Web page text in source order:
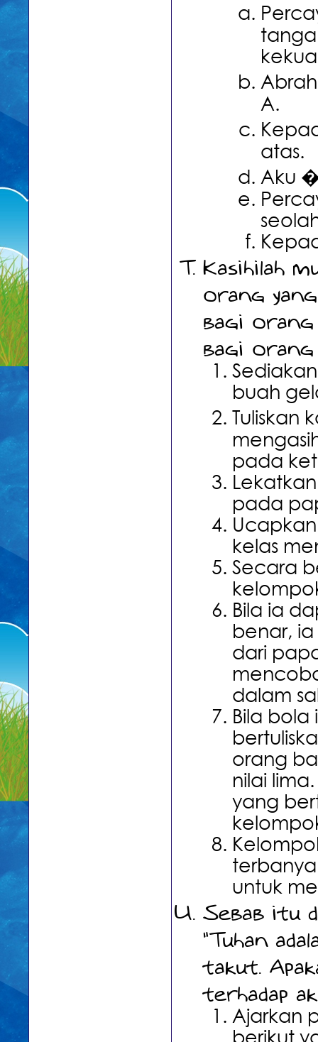
A.
atas.
Aku �
Kasihilah
orang
bagi orang
bagi orang
buah
Tuliskan
pada
pada
kelas
Secara
Bila ia
benar,
dari
dalam
Bila bola
orang
nilai
yang
untuk
Sebab itu
"Tuhan
takut.
terhadap
Ajarkan